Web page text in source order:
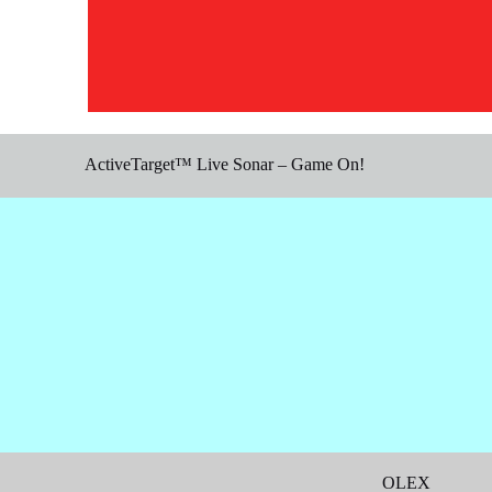
ActiveTarget™ Live Sonar – Game On!
OLEX